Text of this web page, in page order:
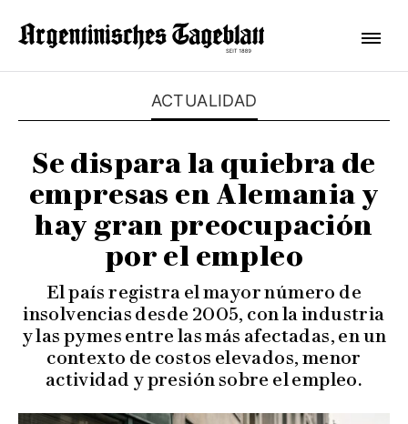
ACTUALIDAD
Se dispara la quiebra de
empresas en Alemania y
hay gran preocupación
por el empleo
El país registra el mayor número de
insolvencias desde 2005, con la industria
y las pymes entre las más afectadas, en un
contexto de costos elevados, menor
actividad y presión sobre el empleo.